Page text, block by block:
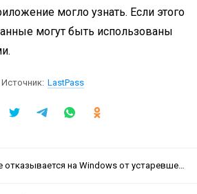
могло узнать. Если этого
могут быть использованы
Источник: LastPass
на Windows от устаревшего приложения